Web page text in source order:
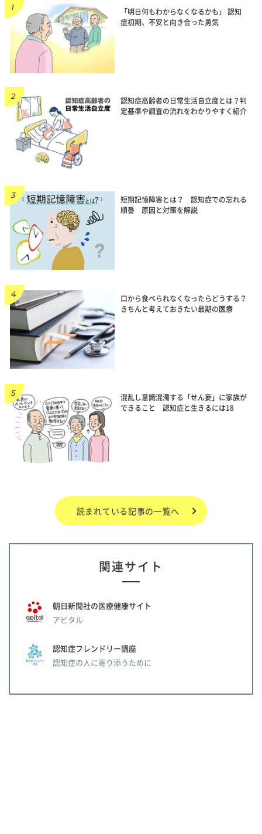
「明日何もわからなくなるかも」 認知
症初期、不安と向き合った勇気
認知症高齢者の日常生活自立度とは？判
定基準や調査の流れをわかりやすく紹介
短期記憶障害とは？ 認知症での忘れる
順番 原因と対策を解説
口から食べられなくなったらどうする？
きちんと考えておきたい最期の医療
混乱し意識混濁する「せん妄」に家族が
できること 認知症と生きるには18
読まれている記事の一覧へ
関連サイト
朝日新聞社の医療健康サイト
アピタル
認知症フレンドリー講座
認知症の人に寄り添うために